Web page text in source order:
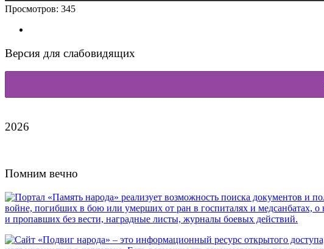
Просмотров: 345
Версия для слабовидящих
2026
Помним вечно